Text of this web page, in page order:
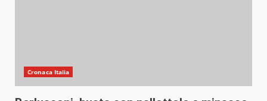
Cronaca Italia